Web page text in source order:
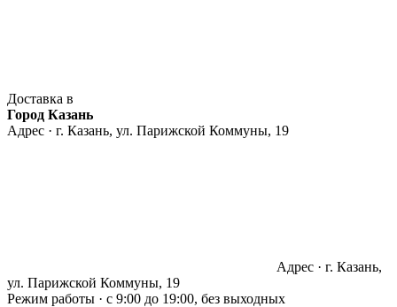
Доставка в
Город Казань
Адрес · г. Казань, ул. Парижской Коммуны, 19
Адрес · г. Казань,
ул. Парижской Коммуны, 19
Режим работы · с 9:00 до 19:00, без выходных